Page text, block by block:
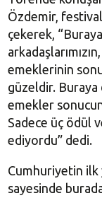
Özdemir,
çekerek,
emeklerinin
güzeldir. Buraya
emekler
Sadece üç ödül
ediyordu” dedi.
Cumhuriyetin ilk
sayesinde